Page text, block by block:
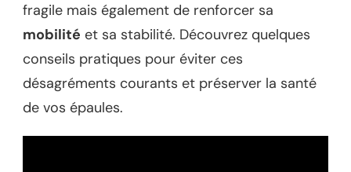
fragile mais également de renforcer sa
mobilité et sa stabilité. Découvrez quelques
conseils pratiques pour éviter ces
désagréments courants et préserver la santé
de vos épaules.